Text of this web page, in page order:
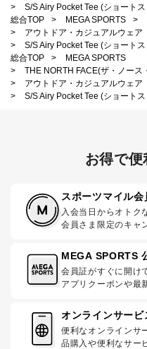
>
S/S Airy Pocket Tee (ショート
総合TOP
> MEGA SPORTS >
>
アウトドア・カジュアルウェア
>
S/S Airy Pocket Tee (ショート
総合TOP
>
MEGA SPORTS
>
THE NORTH FACE(ザ・ノース
>
アウトドア・カジュアルウェア
>
S/S Airy Pocket Tee (ショート
お得で便
スポーツマイル会
入会当日からオトク
会員さま限定のキャ
MEGA SPORTS
会員証がすぐに開け
アプリクーポンや最
オンラインサービ
便利なオンラインサ
品購入や便利なサー